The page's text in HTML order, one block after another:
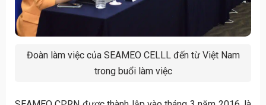
Đoàn làm việc của SEAMEO CELLL đến từ Việt Nam
trong buổi làm việc